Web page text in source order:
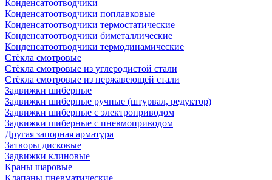
Конденсатоотводчики
Конденсатоотводчики поплавковые
Конденсатоотводчики термостатические
Конденсатоотводчики биметаллические
Конденсатоотводчики термодинамические
Стёкла смотровые
Стёкла смотровые из углеродистой стали
Стёкла смотровые из нержавеющей стали
Задвижки шиберные
Задвижки шиберные ручные (штурвал, редуктор)
Задвижки шиберные с электроприводом
Задвижки шиберные с пневмоприводом
Другая запорная арматура
Затворы дисковые
Задвижки клиновые
Краны шаровые
Клапаны пневматические